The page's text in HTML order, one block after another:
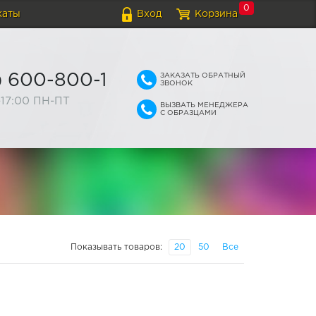
Вход Корзина
0
800-1
ПН-ПТ
ЗАКАЗАТЬ ОБРАТНЫЙ
ЗВОНОК
ВЫЗВАТЬ МЕНЕДЖЕРА
С ОБРАЗЦАМИ
Показывать товаров: 20 50 Все